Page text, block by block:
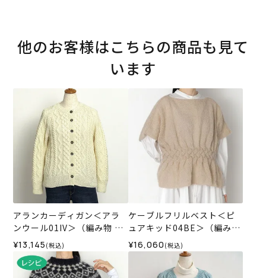
他のお客様はこちらの商品も見て
います
アランカーディガン＜アラ
ンウール01IV＞（編み物 材
料セット）
¥13,145 (税込)
ケーブルフリルベスト＜ピ
ュアキッド04BE＞（編み物
材料セット）
¥16,060 (税込)